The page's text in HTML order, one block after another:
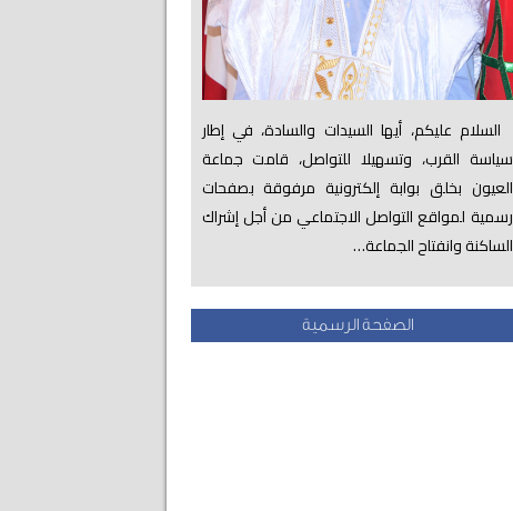
السلام عليكم، أيها السيدات والسادة، في إطار
سياسة القرب، وتسهيلا للتواصل، قامت جماعة
العيون بخلق بوابة إلكترونية مرفوقة بصفحات
رسمية لمواقع التواصل الاجتماعي من أجل إشراك
الساكنة وانفتاح الجماعة…
الصفحة الرسمية